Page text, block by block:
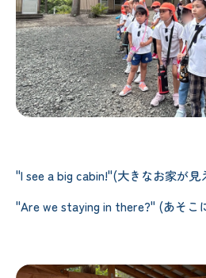
"I see a big cabin!"(大きなお家が見
"Are we staying in there?" (あそこ